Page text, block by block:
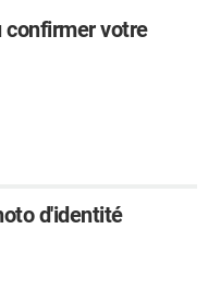
confirmer votre
d'identité